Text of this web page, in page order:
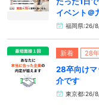
イベント＠
福岡県:26/
新着 28
28卒向けマ
介です
東京都:26/